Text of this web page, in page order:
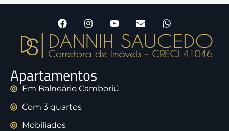
Apartamentos
Em Balneário Camboriú
Com 3 quartos
Mobiliados